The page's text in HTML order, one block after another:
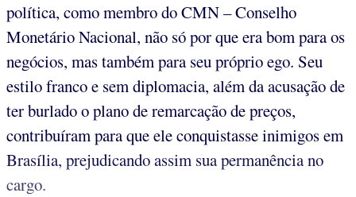
política, como membro do CMN – Conselho
Monetário Nacional, não só por que era bom para os
negócios, mas também para seu próprio ego. Seu
estilo franco e sem diplomacia, além da acusação de
ter burlado o plano de remarcação de preços,
contribuíram para que ele conquistasse inimigos em
Brasília, prejudicando assim sua permanência no
cargo.